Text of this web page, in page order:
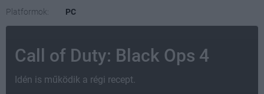
Platformok: PC
Call of Duty: Black Ops 4
Idén is működik a régi recept.